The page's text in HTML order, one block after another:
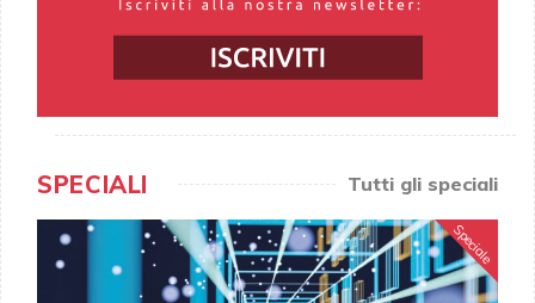
SPECIALI Tutti gli speciali
Speciale